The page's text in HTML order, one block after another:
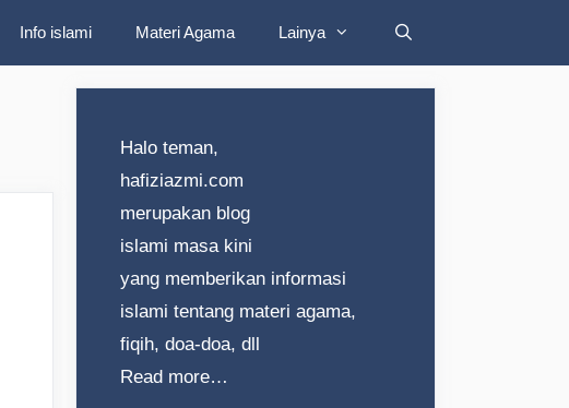
Info islami Materi Agama Lainya
Halo teman,
hafiziazmi.com
merupakan blog
islami masa kini
yang memberikan informasi
islami tentang materi agama,
fiqih, doa-doa, dll
Read more…